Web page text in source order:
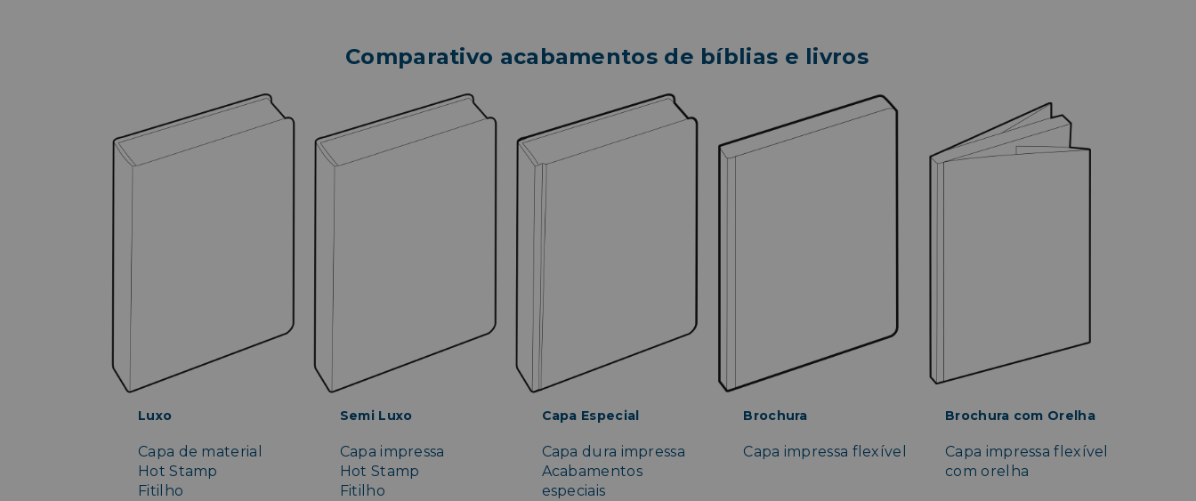
Comparativo acabamentos de bíblias e livros
Luxo
Capa de material
Hot Stamp
Fitilho
Semi Luxo
Capa impressa
Hot Stamp
Fitilho
Capa Especial
Capa dura impressa
Acabamentos
especiais
Brochura
Capa impressa flexível
Brochura com Orelha
Capa impressa flexível
com orelha